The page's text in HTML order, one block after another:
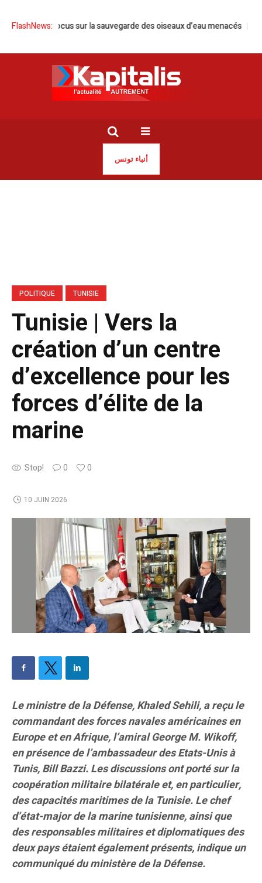
FlashNews:
| Focus sur la sauvegarde des oiseaux d’eau menacés Grand-
أنباء تونس
POLITIQUE TUNISIE
Tunisie | Vers la
création d’un centre
d’excellence pour les
forces d’élite de la
marine
Stop! 0 0
10 JUIN 2026
Le ministre de la Défense, Khaled Sehili, a reçu le
commandant des forces navales américaines en
Europe et en Afrique, l’amiral George M. Wikoff,
en présence de l’ambassadeur des Etats-Unis à
Tunis, Bill Bazzi. Les discussions ont porté sur la
coopération militaire bilatérale et, en particulier,
des capacités maritimes de la Tunisie. Le chef
d’état-major de la marine tunisienne, ainsi que
des responsables militaires et diplomatiques des
deux pays étaient également présents, indique un
communiqué du ministère de la Défense.